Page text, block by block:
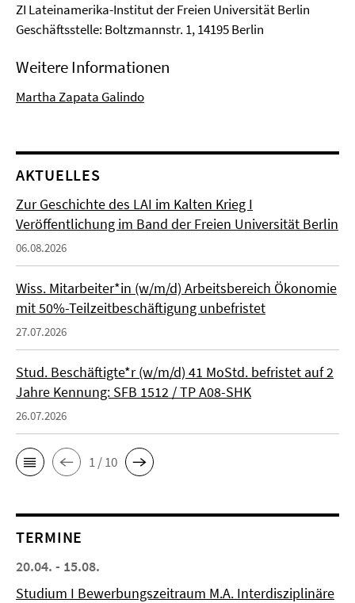
ZI Lateinamerika-Institut der Freien Universität Berlin
Geschäftsstelle: Boltzmannstr. 1, 14195 Berlin
Weitere Informationen
Martha Zapata Galindo
AKTUELLES
Zur Geschichte des LAI im Kalten Krieg I
Veröffentlichung im Band der Freien Universität Berlin
06.08.2026
Wiss. Mitarbeiter*in (w/m/d) Arbeitsbereich Ökonomie
mit 50%-Teilzeitbeschäftigung unbefristet
27.07.2026
Stud. Beschäftigte*r (w/m/d) 41 MoStd. befristet auf 2
Jahre Kennung: SFB 1512 / TP A08-SHK
26.07.2026
1 / 10
TERMINE
20.04. - 15.08.
Studium I Bewerbungszeitraum M.A. Interdisziplinäre